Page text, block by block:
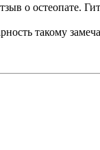
о остеопате.
такому